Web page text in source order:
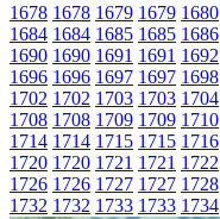
1678 1678 1679 1679 1680
1684 1684 1685 1685 1686
1690 1690 1691 1691 1692
1696 1696 1697 1697 1698
1702 1702 1703 1703 1704
1708 1708 1709 1709 1710
1714 1714 1715 1715 1716
1720 1720 1721 1721 1722
1726 1726 1727 1727 1728
1732 1732 1733 1733 1734